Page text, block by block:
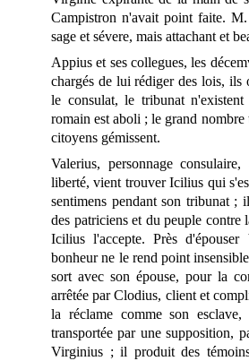
Campistron n'avait point faite.
sage et sévere, mais attachant et
Appius et ses collegues, les
chargés de lui rédiger des lois, ils
le consulat, le tribunat
romain est aboli ; le grand nombre
citoyens gémissent.
Valerius, personnage
liberté, vient trouver Icilius qui
sentimens pendant son tribunat ;
des patriciens et du peuple contre
Icilius l'accepte. Près
bonheur ne le rend point
sort avec son épouse, pour la
arrêtée par Clodius, client et
la réclame comme son
transportée par une supposition,
Virginius ; il produit des